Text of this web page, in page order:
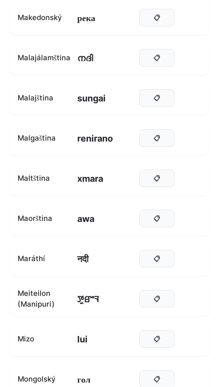
Makedonský река 📋
Malajálamština നദി 📋
Malajština sungai 📋
Malgaština renirano 📋
Maltština xmara 📋
Maorština awa 📋
Maráthí नदी 📋
Meiteilon
(Manipuri)
ꯇꯨꯔꯦꯜ 📋
Mizo lui 📋
Mongolský гол 📋